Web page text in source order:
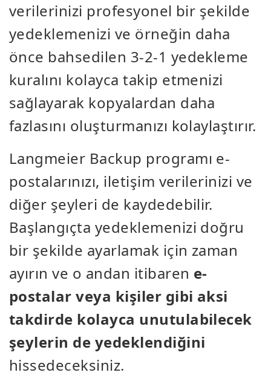
verilerinizi profesyonel bir şekilde
yedeklemenizi ve örneğin daha
önce bahsedilen 3-2-1 yedekleme
kuralını kolayca takip etmenizi
sağlayarak kopyalardan daha
fazlasını oluşturmanızı kolaylaştırır.
Langmeier Backup programı e-
postalarınızı, iletişim verilerinizi ve
diğer şeyleri de kaydedebilir.
Başlangıçta yedeklemenizi doğru
bir şekilde ayarlamak için zaman
ayırın ve o andan itibaren e-
postalar veya kişiler gibi aksi
takdirde kolayca unutulabilecek
şeylerin de yedeklendiğini
hissedeceksiniz.